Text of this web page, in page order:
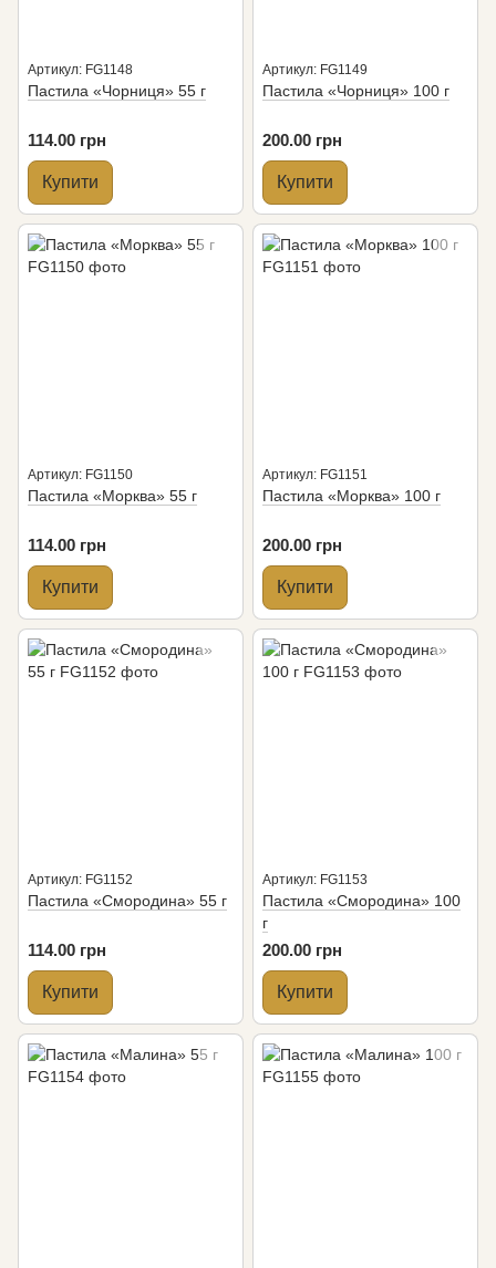
Артикул: FG1148
Пастила «Чорниця» 55 г
114.00 грн
Купити
Артикул: FG1149
Пастила «Чорниця» 100 г
200.00 грн
Купити
Артикул: FG1150
Пастила «Морква» 55 г
114.00 грн
Купити
Артикул: FG1151
Пастила «Морква» 100 г
200.00 грн
Купити
Артикул: FG1152
Пастила «Смородина» 55 г
114.00 грн
Купити
Артикул: FG1153
Пастила «Смородина» 100
г
200.00 грн
Купити